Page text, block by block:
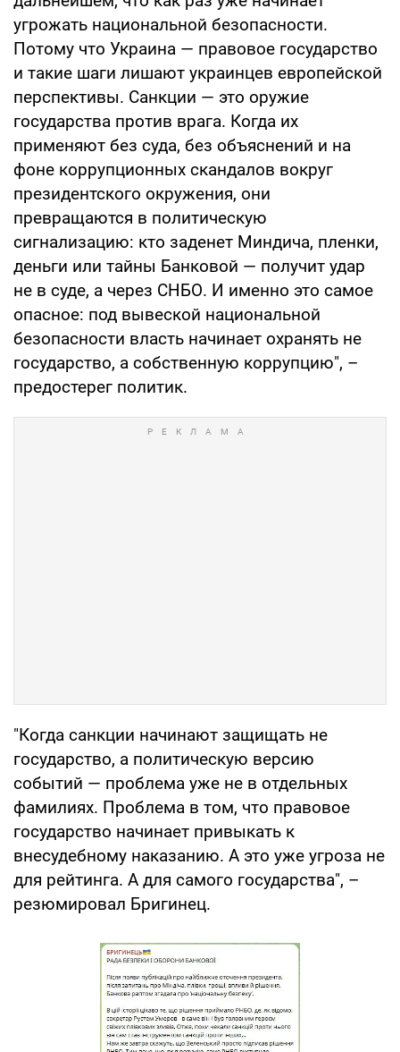
угрожать национальной безопасности.
Потому что Украина — правовое государство
и такие шаги лишают украинцев европейской
перспективы. Санкции — это оружие
государства против врага. Когда их
применяют без суда, без объяснений и на
фоне коррупционных скандалов вокруг
президентского окружения, они
превращаются в политическую
сигнализацию: кто заденет Миндича, пленки,
деньги или тайны Банковой — получит удар
не в суде, а через СНБО. И именно это самое
опасное: под вывеской национальной
безопасности власть начинает охранять не
государство, а собственную коррупцию", –
предостерег политик.
"Когда санкции начинают защищать не
государство, а политическую версию
событий — проблема уже не в отдельных
фамилиях. Проблема в том, что правовое
государство начинает привыкать к
внесудебному наказанию. А это уже угроза не
для рейтинга. А для самого государства", –
резюмировал Бригинец.